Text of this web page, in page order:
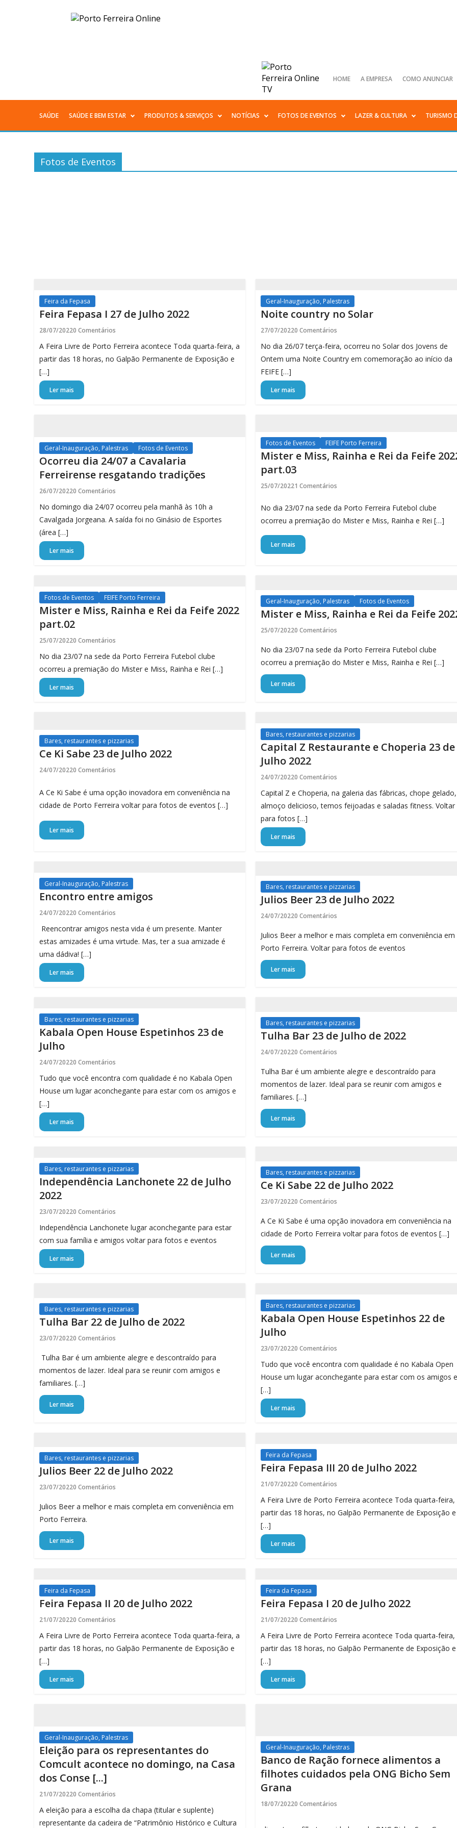
Arquivos
-
Página
75
de
-
Porto
Ferreira
HOME A EMPRESA COMO ANUNCIAR
Menu
SAÚDE SAÚDE E BEM ESTAR PRODUTOS & SERVIÇOS NOTÍCIAS FOTOS DE EVENTOS LAZER & CULTURA TURISMO
Fotos de Eventos
as
notícias
Feira da Fepasa
Feira Fepasa I 27 de Julho 2022
28/07/20220 Comentários
A Feira Livre de Porto Ferreira acontece Toda quarta-feira, a
partir das 18 horas, no Galpão Permanente de Exposição e
[…]
Ler mais
Geral-Inauguração, Palestras
Noite country no Solar
27/07/20220 Comentários
No dia 26/07 terça-feira, ocorreu no Solar dos Jovens de
Ontem uma Noite Country em comemoração ao início da
FEIFE […]
Ler mais
Geral-Inauguração, Palestras Fotos de Eventos
Ocorreu dia 24/07 a Cavalaria
Ferreirense resgatando tradições
26/07/20220 Comentários
No domingo dia 24/07 ocorreu pela manhã às 10h a
Cavalgada Jorgeana. A saída foi no Ginásio de Esportes
(área […]
Ler mais
Fotos de Eventos FEIFE Porto Ferreira
Mister e Miss, Rainha e Rei da Feife
part.03
25/07/20221 Comentários
No dia 23/07 na sede da Porto Ferreira Futebol clube
ocorreu a premiação do Mister e Miss, Rainha e Rei […]
Ler mais
Fotos de Eventos FEIFE Porto Ferreira
Mister e Miss, Rainha e Rei da Feife 2022
part.02
25/07/20220 Comentários
No dia 23/07 na sede da Porto Ferreira Futebol clube
ocorreu a premiação do Mister e Miss, Rainha e Rei […]
Ler mais
Geral-Inauguração, Palestras Fotos de Eventos
Mister e Miss, Rainha e Rei da Feife
25/07/20220 Comentários
No dia 23/07 na sede da Porto Ferreira Futebol clube
ocorreu a premiação do Mister e Miss, Rainha e Rei […]
Ler mais
Bares, restaurantes e pizzarias
Ce Ki Sabe 23 de Julho 2022
24/07/20220 Comentários
A Ce Ki Sabe é uma opção inovadora em conveniência na
cidade de Porto Ferreira voltar para fotos de eventos […]
Ler mais
Bares, restaurantes e pizzarias
Capital Z Restaurante e Choperia 23 de
Julho 2022
24/07/20220 Comentários
Capital Z e Choperia, na galeria das fábricas, chope gelado,
almoço delicioso, temos feijoadas e saladas fitness. Voltar
para fotos […]
Ler mais
Geral-Inauguração, Palestras
Encontro entre amigos
24/07/20220 Comentários
Reencontrar amigos nesta vida é um presente. Manter
estas amizades é uma virtude. Mas, ter a sua amizade é
uma dádiva! […]
Ler mais
Bares, restaurantes e pizzarias
Julios Beer 23 de Julho 2022
24/07/20220 Comentários
Julios Beer a melhor e mais completa em conveniência em
Porto Ferreira. Voltar para fotos de eventos
Ler mais
Bares, restaurantes e pizzarias
Kabala Open House Espetinhos 23 de
Julho
24/07/20220 Comentários
Tudo que você encontra com qualidade é no Kabala Open
House um lugar aconchegante para estar com os amigos e
[…]
Ler mais
Bares, restaurantes e pizzarias
Tulha Bar 23 de Julho de 2022
24/07/20220 Comentários
Tulha Bar é um ambiente alegre e descontraído para
momentos de lazer. Ideal para se reunir com amigos e
familiares. […]
Ler mais
Bares, restaurantes e pizzarias
Independência Lanchonete 22 de Julho
2022
23/07/20220 Comentários
Independência Lanchonete lugar aconchegante para estar
com sua família e amigos voltar para fotos e eventos
Ler mais
Bares, restaurantes e pizzarias
Ce Ki Sabe 22 de Julho 2022
23/07/20220 Comentários
A Ce Ki Sabe é uma opção inovadora em conveniência na
cidade de Porto Ferreira voltar para fotos de eventos […]
Ler mais
Bares, restaurantes e pizzarias
Tulha Bar 22 de Julho de 2022
23/07/20220 Comentários
Tulha Bar é um ambiente alegre e descontraído para
momentos de lazer. Ideal para se reunir com amigos e
familiares. […]
Ler mais
Bares, restaurantes e pizzarias
Kabala Open House Espetinhos 22 de
Julho
23/07/20220 Comentários
Tudo que você encontra com qualidade é no Kabala Open
House um lugar aconchegante para estar com os amigos e
[…]
Ler mais
Bares, restaurantes e pizzarias
Julios Beer 22 de Julho 2022
23/07/20220 Comentários
Julios Beer a melhor e mais completa em conveniência em
Porto Ferreira.
Ler mais
Feira da Fepasa
Feira Fepasa III 20 de Julho 2022
21/07/20220 Comentários
A Feira Livre de Porto Ferreira acontece Toda quarta-feira,
partir das 18 horas, no Galpão Permanente de Exposição e
[…]
Ler mais
Feira da Fepasa
Feira Fepasa II 20 de Julho 2022
21/07/20220 Comentários
A Feira Livre de Porto Ferreira acontece Toda quarta-feira, a
partir das 18 horas, no Galpão Permanente de Exposição e
[…]
Ler mais
Feira da Fepasa
Feira Fepasa I 20 de Julho 2022
21/07/20220 Comentários
A Feira Livre de Porto Ferreira acontece Toda quarta-feira,
partir das 18 horas, no Galpão Permanente de Exposição e
[…]
Ler mais
Geral-Inauguração, Palestras
Eleição para os representantes do
Comcult acontece no domingo, na Casa
dos Conse [...]
21/07/20220 Comentários
A eleição para a escolha da chapa (titular e suplente)
representante da cadeira de “Patrimônio Histórico e Cultura
Geral-Inauguração, Palestras
Banco de Ração fornece alimentos a
filhotes cuidados pela ONG Bicho Sem
Grana
18/07/20220 Comentários